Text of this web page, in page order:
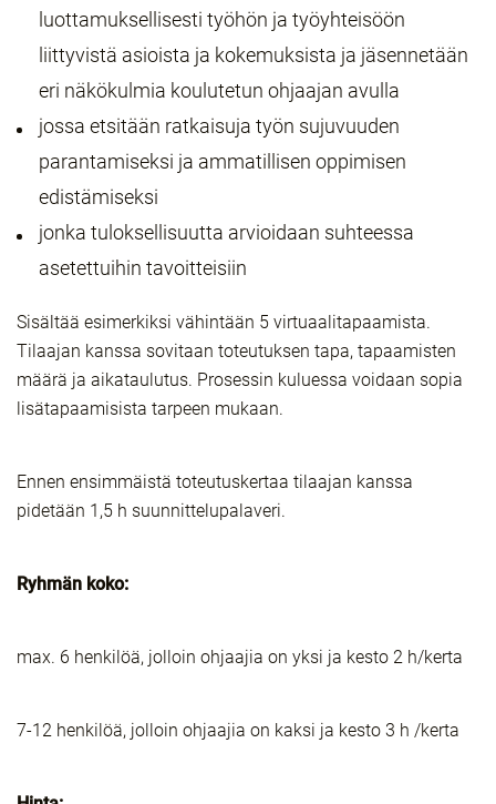
luottamuksellisesti työhön ja työyhteisöön
liittyvistä asioista ja kokemuksista ja jäsennetään
eri näkökulmia koulutetun ohjaajan avulla
jossa etsitään ratkaisuja työn sujuvuuden
parantamiseksi ja ammatillisen oppimisen
edistämiseksi
jonka tuloksellisuutta arvioidaan suhteessa
asetettuihin tavoitteisiin
Sisältää esimerkiksi vähintään 5 virtuaalitapaamista.
Tilaajan kanssa sovitaan toteutuksen tapa, tapaamisten
määrä ja aikataulutus. Prosessin kuluessa voidaan sopia
lisätapaamisista tarpeen mukaan.
Ennen ensimmäistä toteutuskertaa tilaajan kanssa
pidetään 1,5 h suunnittelupalaveri.
Ryhmän koko:
max. 6 henkilöä, jolloin ohjaajia on yksi ja kesto 2 h/kerta
7-12 henkilöä, jolloin ohjaajia on kaksi ja kesto 3 h /kerta